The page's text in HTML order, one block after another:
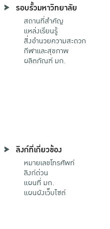
รอบรั้วมหาวิทยาลัย
สถานที่สำคัญ
แหล่งเรียนรู้
สิ่งอำนวยความสะดวก
กีฬาและสุขภาพ
ผลิตภัณฑ์ มก.
ลิงก์ที่เกี่ยวข้อง
หมายเลขโทรศัพท์
ลิงก์ด่วน
แผนที่ มก.
แผนผังเว็บไซต์